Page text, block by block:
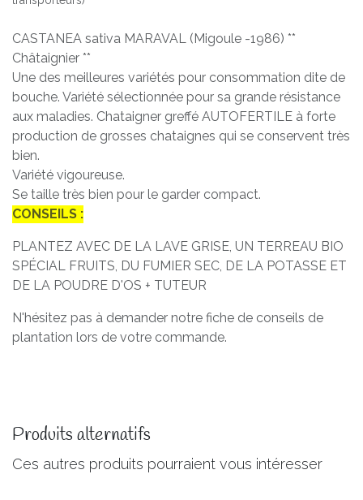
CASTANEA sativa MARAVAL (Migoule -1986) **
Châtaignier **
Une des meilleures variétés pour consommation dite de
bouche. Variété sélectionnée pour sa grande résistance
aux maladies. Chataigner greffé AUTOFERTILE à forte
production de grosses chataignes qui se conservent très
bien.
Variété vigoureuse.
Se taille très bien pour le garder compact.
CONSEILS :
PLANTEZ AVEC DE LA LAVE GRISE, UN TERREAU BIO
SPÉCIAL FRUITS, DU FUMIER SEC, DE LA POTASSE ET
DE LA POUDRE D'OS + TUTEUR
N'hésitez pas à demander notre fiche de conseils de
plantation lors de votre commande.
Produits alternatifs
Ces autres produits pourraient vous intéresser